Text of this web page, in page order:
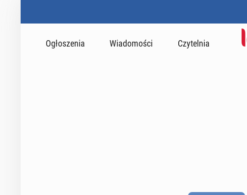
Ogłoszenia Wiadomości Czytelnia